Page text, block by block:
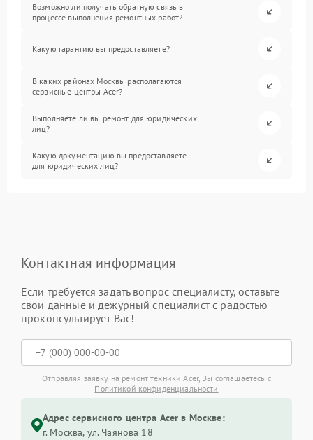
Возможно ли получать обратную связь в
процессе выполнения ремонтных работ?
Какую гарантию вы предоставляете?
В каких районах Москвы располагаются
сервисные центры Acer?
Выполняете ли вы ремонт для юридических
лиц?
Какую документацию вы предоставляете
для юридических лиц?
Контактная информация
Если требуется задать вопрос специалисту, оставьте
свои данные и дежурный специалист с радостью
проконсультирует Вас!
Отправляя заявку на ремонт техники Acer, Вы соглашаетесь с
Политикой конфиденциальности
Адрес сервисного центра Acer в Москве:
г. Москва, ул. Чаянова 18